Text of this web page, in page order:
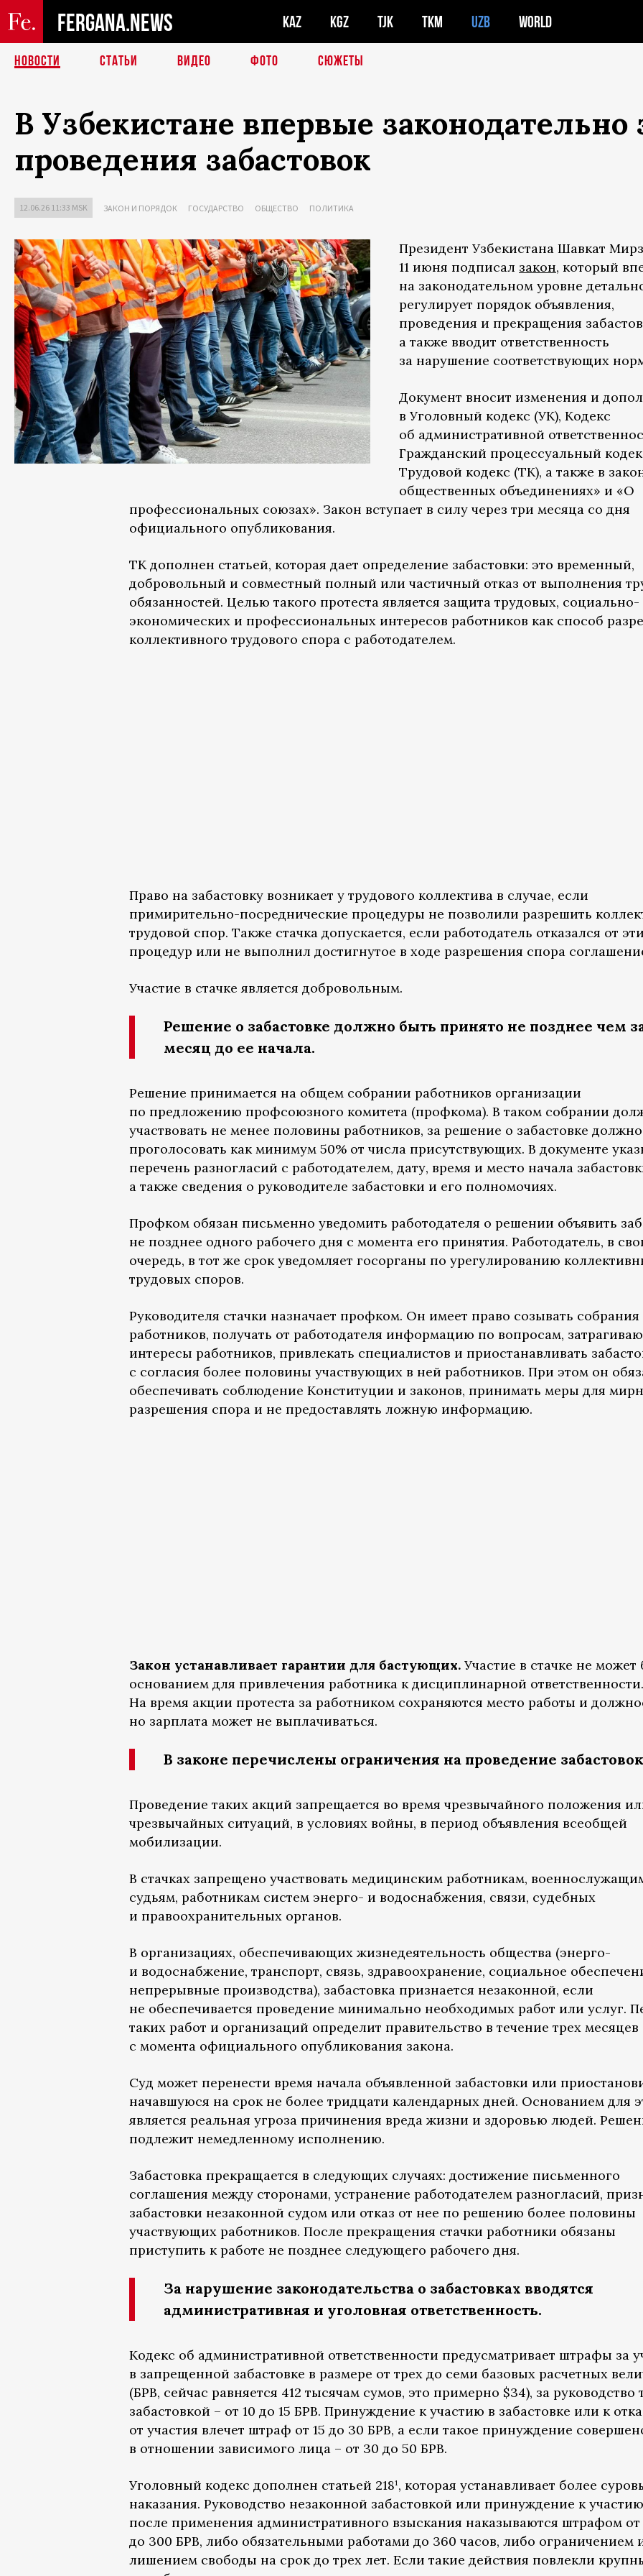
FERGANA.NEWS KAZ KGZ TJK TKM UZB WORLD
НОВОСТИ СТАТЬИ ВИДЕО ФОТО СЮЖЕТЫ
В Узбекистане впервые
проведения забастовок
12.06.26 11:33 MSK ЗАКОН И ПОРЯДОК ГОСУДАРСТВО ОБЩЕСТВО ПОЛИТИКА
Президент Узбекистана Шавкат
11 июня подписал закон, который
на законодательном уровне
регулирует порядок объявления,
проведения и прекращения
а также вводит ответственность
за нарушение соответствующих
Документ вносит изменения и
в Уголовный кодекс (УК), Кодекс
об административной
Гражданский процессуальный
Трудовой кодекс (ТК), а также в
общественных объединениях» и «О
профессиональных союзах». Закон вступает в силу через три месяца со дня
официального опубликования.
ТК дополнен статьей, которая дает определение забастовки: это временный,
добровольный и совместный полный или частичный отказ от выполнения
обязанностей. Целью такого протеста является защита трудовых, социально-
экономических и профессиональных интересов работников как способ
коллективного трудового спора с работодателем.
Право на забастовку возникает у трудового коллектива в случае, если
примирительно-посреднические процедуры не позволили разрешить
трудовой спор. Также стачка допускается, если работодатель отказался от
процедур или не выполнил достигнутое в ходе разрешения спора
Участие в стачке является добровольным.
Решение о забастовке должно быть принято не позднее чем
месяц до ее начала.
Решение принимается на общем собрании работников организации
по предложению профсоюзного комитета (профкома). В таком собрании
участвовать не менее половины работников, за решение о забастовке должно
проголосовать как минимум 50% от числа присутствующих. В документе
перечень разногласий с работодателем, дату, время и место начала
а также сведения о руководителе забастовки и его полномочиях.
Профком обязан письменно уведомить работодателя о решении объявить
не позднее одного рабочего дня с момента его принятия. Работодатель, в
очередь, в тот же срок уведомляет госорганы по урегулированию
трудовых споров.
Руководителя стачки назначает профком. Он имеет право созывать собрания
работников, получать от работодателя информацию по вопросам,
интересы работников, привлекать специалистов и приостанавливать
с согласия более половины участвующих в ней работников. При этом он
обеспечивать соблюдение Конституции и законов, принимать меры для
разрешения спора и не предоставлять ложную информацию.
Закон устанавливает гарантии для бастующих. Участие в стачке не может
основанием для привлечения работника к дисциплинарной ответственности.
На время акции протеста за работником сохраняются место работы и
но зарплата может не выплачиваться.
В законе перечислены ограничения на проведение
Проведение таких акций запрещается во время чрезвычайного положения
чрезвычайных ситуаций, в условиях войны, в период объявления всеобщей
мобилизации.
В стачках запрещено участвовать медицинским работникам,
судьям, работникам систем энерго- и водоснабжения, связи, судебных
и правоохранительных органов.
В организациях, обеспечивающих жизнедеятельность общества (энерго-
и водоснабжение, транспорт, связь, здравоохранение, социальное
непрерывные производства), забастовка признается незаконной, если
не обеспечивается проведение минимально необходимых работ или услуг.
таких работ и организаций определит правительство в течение трех месяцев
с момента официального опубликования закона.
Суд может перенести время начала объявленной забастовки или
начавшуюся на срок не более тридцати календарных дней. Основанием для
является реальная угроза причинения вреда жизни и здоровью людей.
подлежит немедленному исполнению.
Забастовка прекращается в следующих случаях: достижение письменного
соглашения между сторонами, устранение работодателем разногласий,
забастовки незаконной судом или отказ от нее по решению более половины
участвующих работников. После прекращения стачки работники обязаны
приступить к работе не позднее следующего рабочего дня.
За нарушение законодательства о забастовках вводятся
административная и уголовная ответственность.
Кодекс об административной ответственности предусматривает штрафы за
в запрещенной забастовке в размере от трех до семи базовых расчетных
(БРВ, сейчас равняется 412 тысячам сумов, это примерно $34), за руководство
забастовкой – от 10 до 15 БРВ. Принуждение к участию в забастовке или к
от участия влечет штраф от 15 до 30 БРВ, а если такое принуждение
в отношении зависимого лица – от 30 до 50 БРВ.
Уголовный кодекс дополнен статьей 218¹, которая устанавливает более
наказания. Руководство незаконной забастовкой или принуждение к
после применения административного взыскания наказываются штрафом от
до 300 БРВ, либо обязательными работами до 360 часов, либо ограничением
лишением свободы на срок до трех лет. Если такие действия повлекли